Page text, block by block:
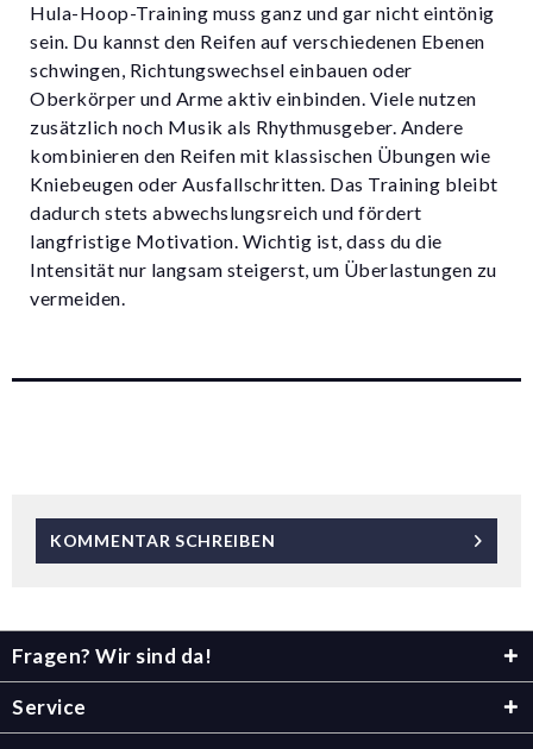
Hula-Hoop-Training muss ganz und gar nicht eintönig
sein. Du kannst den Reifen auf verschiedenen Ebenen
schwingen, Richtungswechsel einbauen oder
Oberkörper und Arme aktiv einbinden. Viele nutzen
zusätzlich noch Musik als Rhythmusgeber. Andere
kombinieren den Reifen mit klassischen Übungen wie
Kniebeugen oder Ausfallschritten. Das Training bleibt
dadurch stets abwechslungsreich und fördert
langfristige Motivation. Wichtig ist, dass du die
Intensität nur langsam steigerst, um Überlastungen zu
vermeiden.
KOMMENTAR SCHREIBEN
Fragen? Wir sind da!
Service